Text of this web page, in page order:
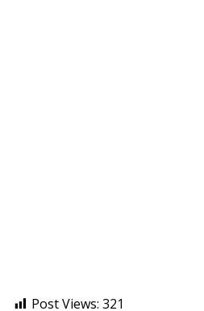
Post Views: 321